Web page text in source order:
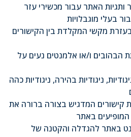
האתר עבור מכשירי עזר
בעלי מוגבלויות
מקשי המקלדת בין הקישורים
הבהובים ו/או אלמנטים נעים על
ניגודיות בהירה, ניגודיות כהה
קישורים המדגיש בצורה ברורה את
באתר
באתר להגדלה והקטנה של